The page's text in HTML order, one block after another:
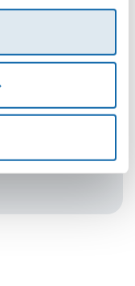
poder valorarlo